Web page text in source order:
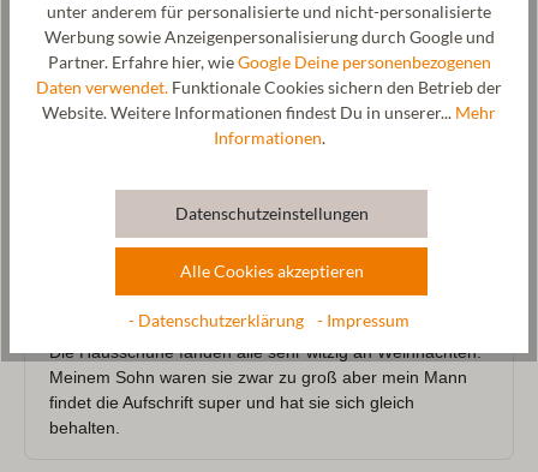
unter anderem für personalisierte und nicht-personalisierte
Werbung sowie Anzeigenpersonalisierung durch Google und
Partner. Erfahre hier, wieGoogle Deine personenbezogenen
Daten verwendet. Funktionale Cookies sichern den Betrieb der
Website. Weitere Informationen findest Du in unserer... Mehr
Informationen.
Datenschutzeinstellungen
Alle Cookies akzeptieren
- Datenschutzerklärung - Impressum